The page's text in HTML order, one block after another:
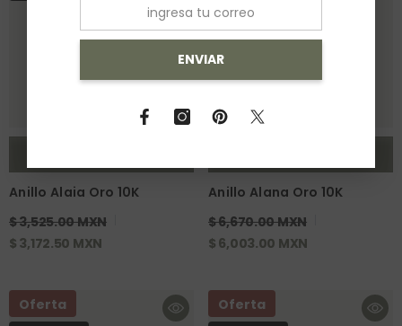
Anillo Alaia Oro 10K
$ 3,525.00 MXN
$ 3,172.50 MXN
Anillo Alana Oro 10K
$ 6,670.00 MXN
$ 6,003.00 MXN
Oferta
Oferta
ENVIAR